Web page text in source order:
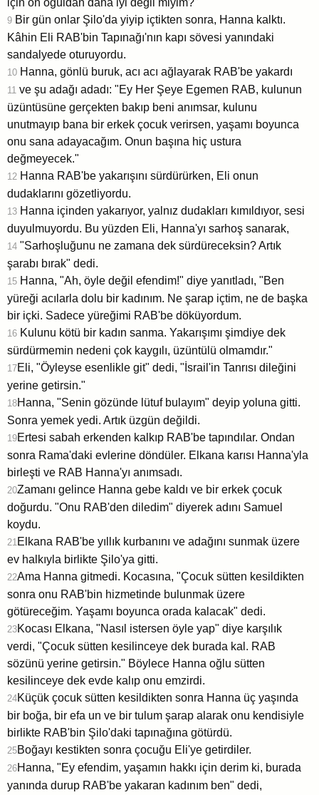
9 Bir gün onlar Şilo'da yiyip içtikten sonra, Hanna kalktı.
Kâhin Eli RAB'bin Tapınağı'nın kapı sövesi yanındaki
sandalyede oturuyordu.
10 Hanna, gönlü buruk, acı acı ağlayarak RAB'be yakardı
11 ve şu adağı adadı: "Ey Her Şeye Egemen RAB, kulunun
üzüntüsüne gerçekten bakıp beni anımsar, kulunu
unutmayıp bana bir erkek çocuk verirsen, yaşamı boyunca
onu sana adayacağım. Onun başına hiç ustura
değmeyecek."
12 Hanna RAB'be yakarışını sürdürürken, Eli onun
dudaklarını gözetliyordu.
13 Hanna içinden yakarıyor, yalnız dudakları kımıldıyor, sesi
duyulmuyordu. Bu yüzden Eli, Hanna'yı sarhoş sanarak,
14 "Sarhoşluğunu ne zamana dek sürdüreceksin? Artık
şarabı bırak" dedi.
15 Hanna, "Ah, öyle değil efendim!" diye yanıtladı, "Ben
yüreği acılarla dolu bir kadınım. Ne şarap içtim, ne de başka
bir içki. Sadece yüreğimi RAB'be döküyordum.
16 Kulunu kötü bir kadın sanma. Yakarışımı şimdiye dek
sürdürmemin nedeni çok kaygılı, üzüntülü olmamdır."
17Eli, "Öyleyse esenlikle git" dedi, "İsrail'in Tanrısı dileğini
yerine getirsin."
18Hanna, "Senin gözünde lütuf bulayım" deyip yoluna gitti.
Sonra yemek yedi. Artık üzgün değildi.
19Ertesi sabah erkenden kalkıp RAB'be tapındılar. Ondan
sonra Rama'daki evlerine döndüler. Elkana karısı Hanna'yla
birleşti ve RAB Hanna'yı anımsadı.
20Zamanı gelince Hanna gebe kaldı ve bir erkek çocuk
doğurdu. "Onu RAB'den diledim" diyerek adını Samuel
koydu.
21 Elkana RAB'be yıllık kurbanını ve adağını sunmak üzere
ev halkıyla birlikte Şilo'ya gitti.
22Ama Hanna gitmedi. Kocasına, "Çocuk sütten kesildikten
sonra onu RAB'bin hizmetinde bulunmak üzere
götüreceğim. Yaşamı boyunca orada kalacak" dedi.
23Kocası Elkana, "Nasıl istersen öyle yap" diye karşılık
verdi, "Çocuk sütten kesilinceye dek burada kal. RAB
sözünü yerine getirsin." Böylece Hanna oğlu sütten
kesilinceye dek evde kalıp onu emzirdi.
24Küçük çocuk sütten kesildikten sonra Hanna üç yaşında
bir boğa, bir efa un ve bir tulum şarap alarak onu kendisiyle
birlikte RAB'bin Şilo'daki tapınağına götürdü.
25Boğayı kestikten sonra çocuğu Eli'ye getirdiler.
26Hanna, "Ey efendim, yaşamın hakkı için derim ki, burada
yanında durup RAB'be yakaran kadınım ben" dedi,